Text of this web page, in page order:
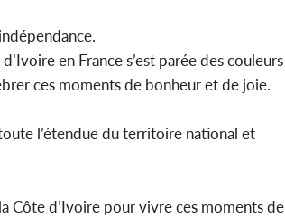
en France s’est parée des couleurs
ces moments de bonheur et de joie.
l’étendue du territoire national et
Côte d’Ivoire pour vivre ces moments de